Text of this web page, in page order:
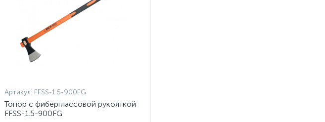
Артикул: FFSS-1.5-900FG
Топор с фиберглассовой рукояткой
FFSS-1.5-900FG